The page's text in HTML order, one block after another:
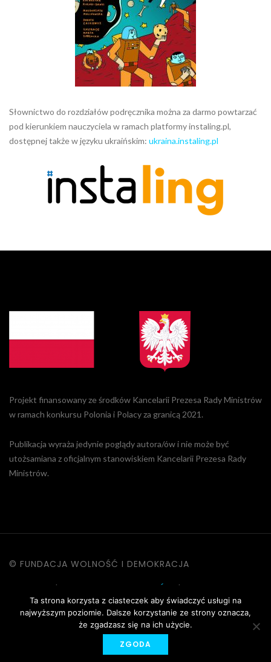
Słownictwo do rozdziałów podręcznika można za darmo powtarzać
pod kierunkiem nauczyciela w ramach platformy instaling.pl,
dostępnej także w języku ukraińskim: ukraina.instaling.pl
Projekt finansowany ze środków Kancelarii Prezesa Rady Ministrów
w ramach konkursu Polonia i Polacy za granicą 2021.
Publikacja wyraża jedynie poglądy autora/ów i nie może być
utożsamiana z oficjalnym stanowiskiem Kancelarii Prezesa Rady
Ministrów.
© FUNDACJA WOLNOŚĆ I DEMOKRACJA
| POLITYKA PRYWATNOŚCI |
REGULAMIN STRONY
Ta strona korzysta z ciasteczek aby świadczyć usługi na
najwyższym poziomie. Dalsze korzystanie ze strony oznacza,
że zgadzasz się na ich użycie.
ZGODA